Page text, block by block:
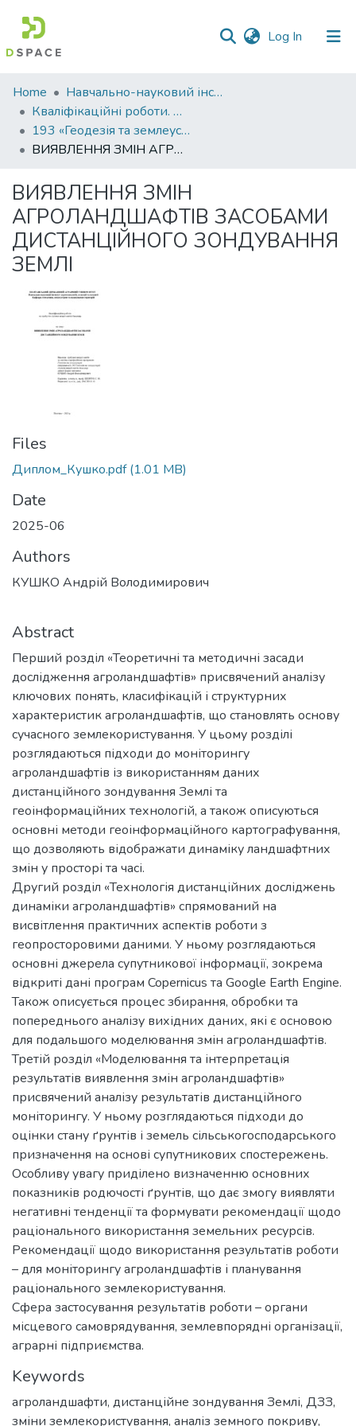
Log In (current)
Communities
&
Collections
All of DSpace
Statistics
Home
Навчально-науковий інститут агротехнологій, селекції та екології
Кваліфікаційні роботи. ННІ агротехнологій, селекції та екології
193 «Геодезія та землеустрій» - Бакалаври 2024-2025
ВИЯВЛЕННЯ ЗМІН АГРОЛАНДШАФТІВ ЗАСОБАМИ ДИСТАНЦІЙНОГО ЗОНДУВАННЯ ЗЕМЛІ
ВИЯВЛЕННЯ ЗМІН
АГРОЛАНДШАФТІВ ЗАСОБАМИ
ДИСТАНЦІЙНОГО ЗОНДУВАННЯ
ЗЕМЛІ
Files
Диплом_Кушко.pdf(1.01 MB)
Date
2025-06
Authors
КУШКО Андрій Володимирович
Abstract
Перший розділ «Теоретичні та методичні засади
дослідження агроландшафтів» присвячений аналізу
ключових понять, класифікацій і структурних
характеристик агроландшафтів, що становлять основу
сучасного землекористування. У цьому розділі
розглядаються підходи до моніторингу
агроландшафтів із використанням даних
дистанційного зондування Землі та
геоінформаційних технологій, а також описуються
основні методи геоінформаційного картографування,
що дозволяють відображати динаміку ландшафтних
змін у просторі та часі.
Другий розділ «Технологія дистанційних досліджень
динаміки агроландшафтів» спрямований на
висвітлення практичних аспектів роботи з
геопросторовими даними. У ньому розглядаються
основні джерела супутникової інформації, зокрема
відкриті дані програм Copernicus та Google Earth Engine.
Також описується процес збирання, обробки та
попереднього аналізу вихідних даних, які є основою
для подальшого моделювання змін агроландшафтів.
Третій розділ «Моделювання та інтерпретація
результатів виявлення змін агроландшафтів»
присвячений аналізу результатів дистанційного
моніторингу. У ньому розглядаються підходи до
оцінки стану ґрунтів і земель сільськогосподарського
призначення на основі супутникових спостережень.
Особливу увагу приділено визначенню основних
показників родючості ґрунтів, що дає змогу виявляти
негативні тенденції та формувати рекомендації щодо
раціонального використання земельних ресурсів.
Рекомендації щодо використання результатів роботи
– для моніторингу агроландшафтів і планування
раціонального землекористування.
Сфера застосування результатів роботи – органи
місцевого самоврядування, землевпорядні організації,
аграрні підприємства.
Keywords
агроландшафти, дистанційне зондування Землі, ДЗЗ,
зміни землекористування, аналіз земного покриву,